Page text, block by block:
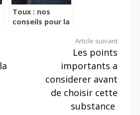
Toux : nos
conseils pour la
Article suivant
Les points
importants a
considerer avant
de choisir cette
substance